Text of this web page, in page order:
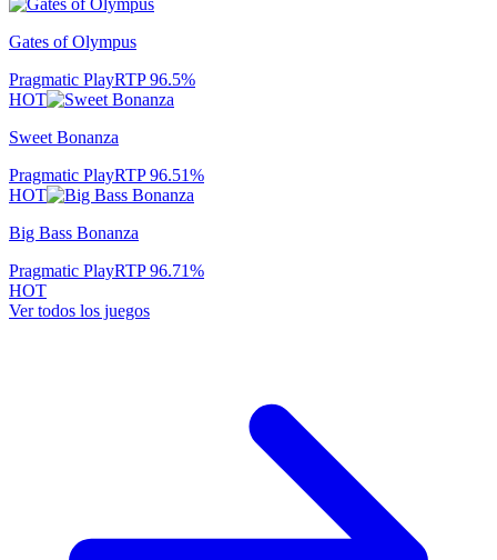
Gates of Olympus
Pragmatic PlayRTP96.5%
HOT
Sweet Bonanza
Pragmatic PlayRTP96.51%
HOT
Big Bass Bonanza
Pragmatic PlayRTP96.71%
HOT
Ver todos los juegos